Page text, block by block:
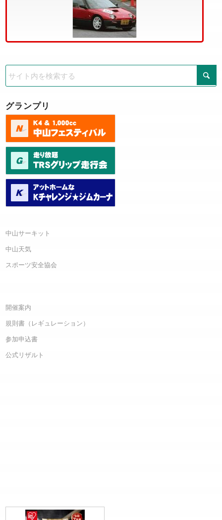
グランプリ
中山サーキット
中山天気
スポーツ安全協会
開催案内
規則書（レギュレーション）
参加申込書
公式リザルト